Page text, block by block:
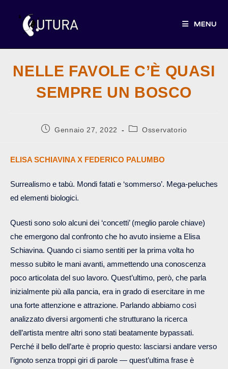
contenuto
MENU
NELLE FAVOLE C’È QUASI
SEMPRE UN BOSCO
ArticoloGennaio 27, 2022
Categoria
Osservatorio
ELISA SCHIAVINA X FEDERICO PALUMBO
Surrealismo e tabù. Mondi fatati e ‘sommerso’. Mega-peluches
ed elementi biologici.
Questi sono solo alcuni dei ‘concetti’ (meglio parole chiave)
che emergono dal confronto che ho avuto insieme a Elisa
Schiavina. Quando ci siamo sentiti per la prima volta ho
messo subito le mani avanti, ammettendo una conoscenza
poco articolata del suo lavoro. Quest’ultimo, però, che parla
inizialmente più alla pancia, era in grado di esercitare in me
una forte attenzione e attrazione. Parlando abbiamo così
analizzato diversi argomenti che strutturano la ricerca
dell’artista mentre altri sono stati beatamente bypassati.
Perché il bello dell’arte è proprio questo: lasciarsi andare verso
l’ignoto senza troppi giri di parole — quest’ultima frase è